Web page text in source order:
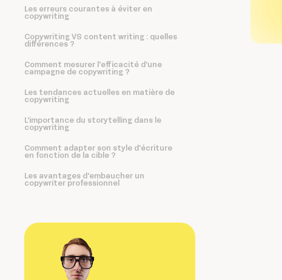
Les erreurs courantes à éviter en
copywriting
Copywriting VS content writing : quelles
différences ?
Comment mesurer l'efficacité d'une
campagne de copywriting ?
Les tendances actuelles en matière de
copywriting
L'importance du storytelling dans le
copywriting
Comment adapter son style d'écriture
en fonction de la cible ?
Les avantages d'embaucher un
copywriter professionnel